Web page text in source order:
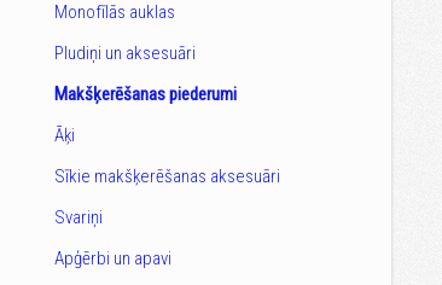
Monofīlās auklas
Pludiņi un aksesuāri
Makšķerēšanas piederumi
Āķi
Sīkie makšķerēšanas aksesuāri
Svariņi
Apģērbi un apavi